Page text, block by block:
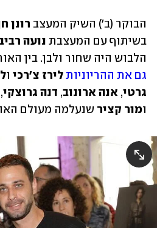
הבוקר (ב') השיק המעצב רונן
בשיתוף עם המעצבת נועה
הלבוש היה שחור ולבן. בין
גם את ההריוניות לירז צ'רכי ו
גרטי, אנה ארונוב, דנה גרוצקי
ומור קציר שנעלמה מעולם